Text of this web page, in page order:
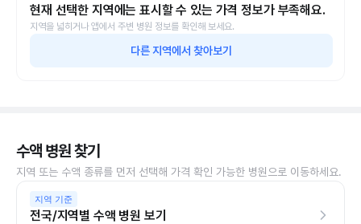
현재 선택한 지역에는 표시할 수 있는 가격 정보가 부족해요.
지역을 넓히거나 앱에서 주변 병원 정보를 확인해 보세요.
다른 지역에서 찾아보기
수액 병원 찾기
지역 또는 수액 종류를 먼저 선택해 가격 확인 가능한 병원으로 이동하세요.
지역 기준
전국/지역별 수액 병원 보기